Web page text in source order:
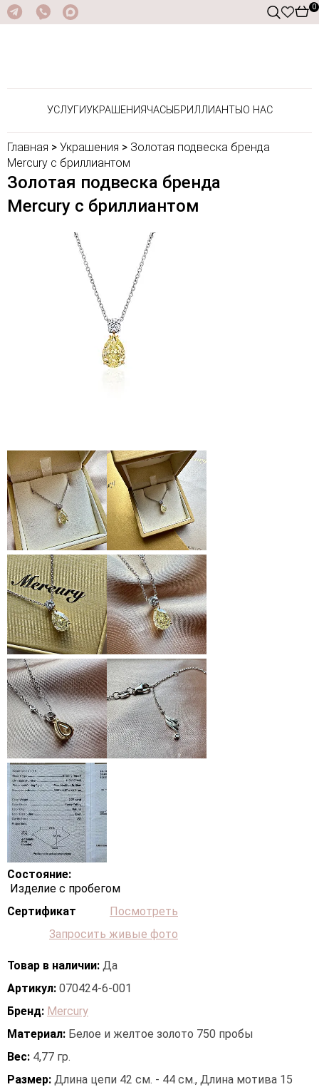
0
УСЛУГИУКРАШЕНИЯЧАСЫ БРИЛЛИАНТЫ О НАС
Главная > Украшения > Золотая подвеска бренда
Mercury с бриллиантом
Золотая подвеска бренда
Mercury с бриллиантом
Состояние:
Изделие с пробегом
Сертификат
Посмотреть
Запросить живые фото
Товар в наличии: Да
Артикул: 070424-6-001
Бренд: Mercury
Материал: Белое и желтое золото 750 пробы
Вес: 4,77 гр.
Размер: Длина цепи 42 см. - 44 см., Длина мотива 15